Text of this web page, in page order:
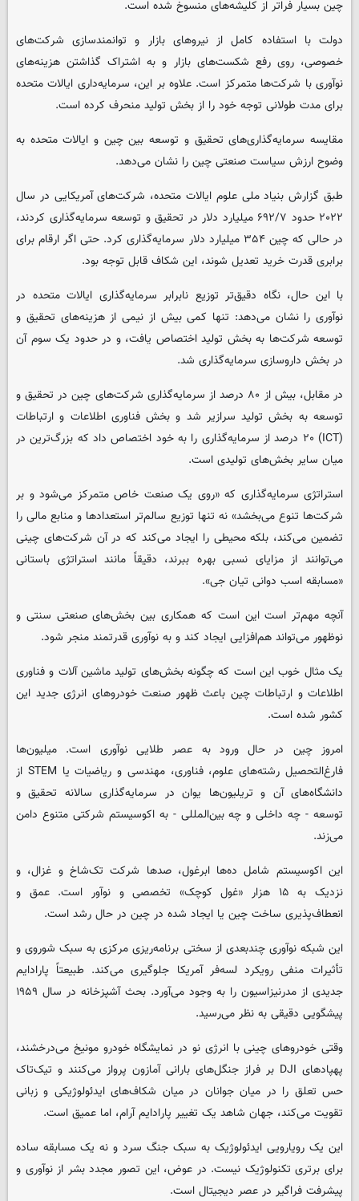
چین بسیار فراتر از کلیشه‌های منسوخ شده است.
دولت با استفاده کامل از نیروهای بازار و توانمندسازی شرکت‌های
خصوصی، روی رفع شکست‌های بازار و به اشتراک گذاشتن هزینه‌های
نوآوری با شرکت‌ها متمرکز است. علاوه بر این، سرمایه‌داری ایالات متحده
برای مدت طولانی توجه خود را از بخش تولید منحرف کرده است.
مقایسه سرمایه‌گذاری‌های تحقیق و توسعه بین چین و ایالات متحده به
وضوح ارزش سیاست صنعتی چین را نشان می‌دهد.
طبق گزارش بنیاد ملی علوم ایالات متحده، شرکت‌های آمریکایی در سال
۲۰۲۲ حدود ۶۹۲/۷ میلیارد دلار در تحقیق و توسعه سرمایه‌گذاری کردند،
در حالی که چین ۳۵۴ میلیارد دلار سرمایه‌گذاری کرد. حتی اگر ارقام برای
برابری قدرت خرید تعدیل شوند، این شکاف قابل توجه بود.
با این حال، نگاه دقیق‌تر توزیع نابرابر سرمایه‌گذاری ایالات متحده در
نوآوری را نشان می‌دهد: تنها کمی بیش از نیمی از هزینه‌های تحقیق و
توسعه شرکت‌ها به بخش تولید اختصاص یافت، و در حدود یک سوم آن
در بخش داروسازی سرمایه‌گذاری شد.
در مقابل، بیش از ۸۰ درصد از سرمایه‌گذاری شرکت‌های چین در تحقیق و
توسعه به بخش تولید سرازیر شد و بخش فناوری اطلاعات و ارتباطات
(ICT) ۲۰ درصد از سرمایه‌گذاری را به خود اختصاص داد که بزرگ‌ترین در
میان سایر بخش‌های تولیدی است.
استراتژی سرمایه‌گذاری که «روی یک صنعت خاص متمرکز می‌شود و بر
شرکت‌ها تنوع می‌بخشد» نه تنها توزیع سالم‌تر استعدادها و منابع مالی را
تضمین می‌کند، بلکه محیطی را ایجاد می‌کند که در آن شرکت‌های چینی
می‌توانند از مزایای نسبی بهره ببرند، دقیقاً مانند استراتژی باستانی
«مسابقه اسب دوانی تیان جی».
آنچه مهم‌تر است این است که همکاری بین بخش‌های صنعتی سنتی و
نوظهور می‌تواند هم‌افزایی ایجاد کند و به نوآوری قدرتمند منجر شود.
یک مثال خوب این است که چگونه بخش‌های تولید ماشین آلات و فناوری
اطلاعات و ارتباطات چین باعث ظهور صنعت خودروهای انرژی جدید این
کشور شده است.
امروز چین در حال ورود به عصر طلایی نوآوری است. میلیون‌ها
فارغ‌التحصیل رشته‌های علوم، فناوری، مهندسی و ریاضیات یا STEM از
دانشگاه‌های آن و تریلیون‌ها یوان در سرمایه‌گذاری سالانه تحقیق و
توسعه - چه داخلی و چه بین‌المللی - به اکوسیستم شرکتی متنوع دامن
می‌زند.
این اکوسیستم شامل ده‌ها ابرغول، صدها شرکت تک‌شاخ و غزال، و
نزدیک به ۱۵ هزار «غول کوچک» تخصصی و نوآور است. عمق و
انعطاف‌پذیری ساخت چین یا ایجاد شده در چین در حال رشد است.
این شبکه نوآوری چندبعدی از سختی برنامه‌ریزی مرکزی به سبک شوروی و
تأثیرات منفی رویکرد لسه‌فر آمریکا جلوگیری می‌کند. طبیعتاً پارادایم
جدیدی از مدرنیزاسیون را به وجود می‌آورد. بحث آشپزخانه در سال ۱۹۵۹
پیشگویی دقیقی به نظر می‌رسید.
وقتی خودروهای چینی با انرژی نو در نمایشگاه خودرو مونیخ می‌درخشند،
پهپادهای DJI بر فراز جنگل‌های بارانی آمازون پرواز می‌کنند و تیک‌تاک
حس تعلق را در میان جوانان در میان شکاف‌های ایدئولوژیکی و زبانی
تقویت می‌کند، جهان شاهد یک تغییر پارادایم آرام، اما عمیق است.
این یک رویارویی ایدئولوژیک به سبک جنگ سرد و نه یک مسابقه ساده
برای برتری تکنولوژیک نیست. در عوض، این تصور مجدد بشر از نوآوری و
پیشرفت فراگیر در عصر دیجیتال است.